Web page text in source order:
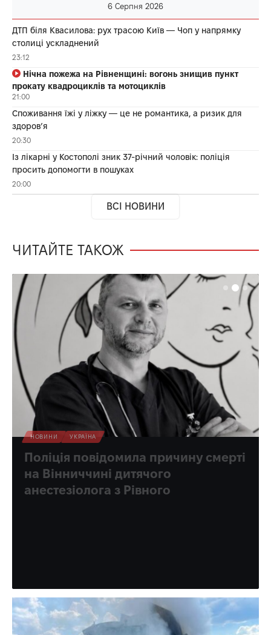
6 Серпня 2026
ДТП біля Квасилова: рух трасою Київ — Чоп у напрямку
столиці ускладнений
23:12
Нічна пожежа на Рівненщині: вогонь знищив пункт
прокату квадроциклів та мотоциклів
21:00
Споживання їжі у ліжку — це не романтика, а ризик для
здоров’я
20:30
Із лікарні у Костополі зник 37-річний чоловік: поліція
просить допомогти в пошуках
20:00
ВСІ НОВИНИ
ЧИТАЙТЕ ТАКОЖ
НОВИНИ УКРАЇНА
Поліція повідомила причину смерті
на Вінниччині дитячого
анестезіолога з Рівного